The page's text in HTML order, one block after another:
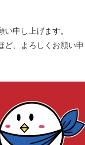
申し上げます。
ど、よろしくお願い申